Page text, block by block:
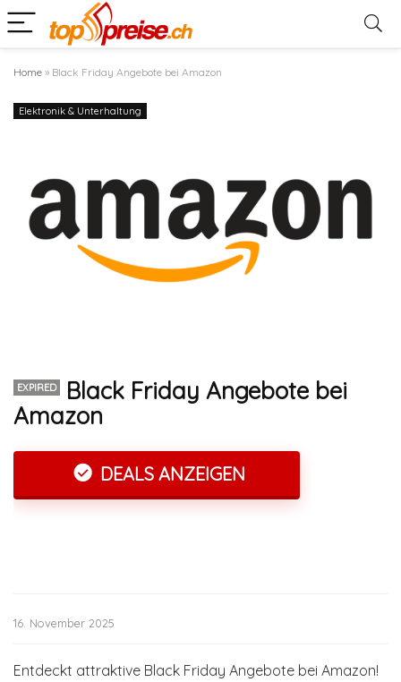
Home » Black Friday Angebote bei Amazon
Elektronik & Unterhaltung
EXPIRED
Black Friday Angebote bei
Amazon
DEALS ANZEIGEN
16. November 2025
Entdeckt attraktive Black Friday Angebote bei Amazon!